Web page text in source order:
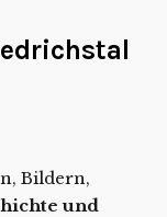
Bildern,
und